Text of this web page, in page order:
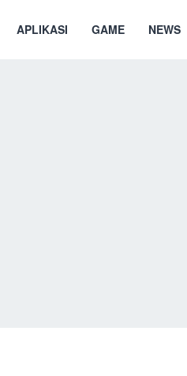
APLIKASI GAME NEWS